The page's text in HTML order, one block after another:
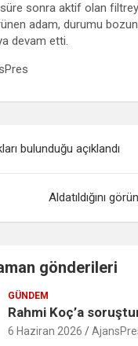
süre sonra aktif olan
adam, durumu
devam etti.
bulunduğu açıklandı
Aldatıldığını
gönderileri
GÜNDEM
Rahmi Koç’a
6 Haziran 2026